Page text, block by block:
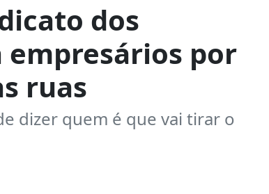
dos
empresários por
ruas
dizer quem é que vai tirar o